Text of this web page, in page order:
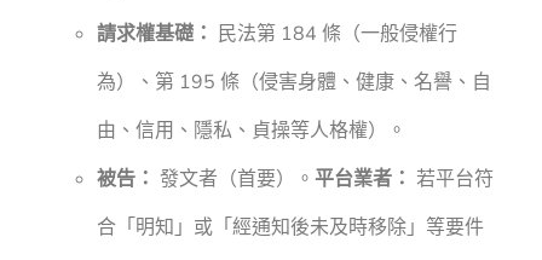
請求權基礎： 民法第 184 條（一般侵權行
為）、第 195 條（侵害身體、健康、名譽、自
由、信用、隱私、貞操等人格權）。
被告： 發文者（首要）。 平台業者： 若平台符
合「明知」或「經通知後未及時移除」等要件